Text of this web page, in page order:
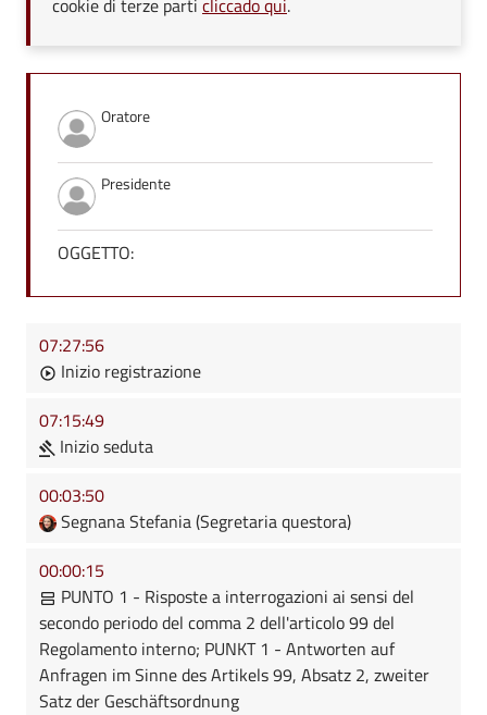
cookie di terze parti cliccado qui.
Oratore
Presidente
OGGETTO:
07:27:56
Inizio registrazione
07:15:49
Inizio seduta
00:03:50
Segnana Stefania (Segretaria questora)
00:00:15
PUNTO 1 - Risposte a interrogazioni ai sensi del
secondo periodo del comma 2 dell'articolo 99 del
Regolamento interno; PUNKT 1 - Antworten auf
Anfragen im Sinne des Artikels 99, Absatz 2, zweiter
Satz der Geschäftsordnung